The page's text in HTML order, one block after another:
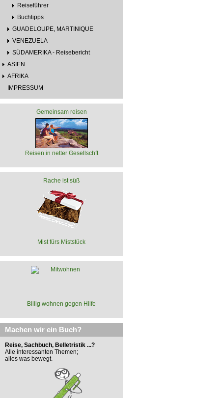
Reiseführer
Buchtipps
GUADELOUPE, MARTINIQUE
VENEZUELA
SÜDAMERIKA - Reisebericht
ASIEN
AFRIKA
IMPRESSUM
Gemeinsam reisen
Reisen in netter Gesellschft
Rache ist süß
Mist fürs Miststück
Billig wohnen gegen Hilfe
Machen wir ein Buch?
Reise, Sachbuch, Belletristik ...?
Alle interessanten Themen;
alles was bewegt.